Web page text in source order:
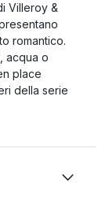
Villeroy &
romantico.
acqua o
place
della serie